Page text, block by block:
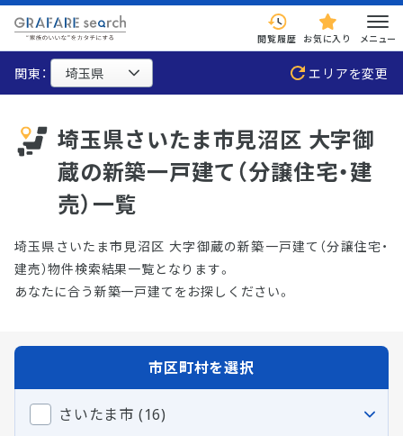
閲覧履歴 お気に入り メニュー
関東： エリアを変更
埼玉県さいたま市見沼区 大字御
蔵の新築一戸建て（分譲住宅・建
売）一覧
埼玉県さいたま市見沼区 大字御蔵の新築一戸建て（分譲住宅・
建売）物件検索結果一覧となります。
あなたに合う新築一戸建てをお探しください。
市区町村を選択
さいたま市 (16)